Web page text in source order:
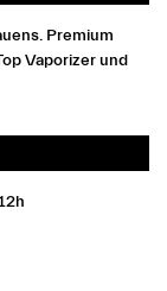
Premium
Vaporizer und